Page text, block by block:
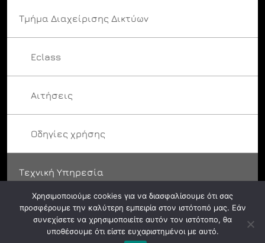
Τμήμα Διαχείρισης Δικτύων
Eclass
Αιτήσεις
Οδηγίες χρήσης
Τεχνική Υπηρεσία
Χρησιμοποιούμε cookies για να διασφαλίσουμε ότι σας
προσφέρουμε την καλύτερη εμπειρία στον ιστότοπό μας. Εάν
συνεχίσετε να χρησιμοποιείτε αυτόν τον ιστότοπο, θα
υποθέσουμε ότι είστε ευχαριστημένοι με αυτό.